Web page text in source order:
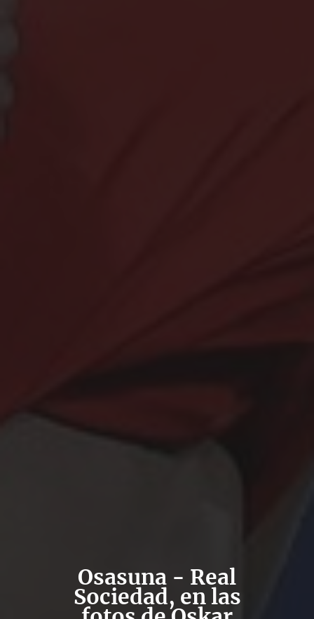
Osasuna - Real
Sociedad, en las